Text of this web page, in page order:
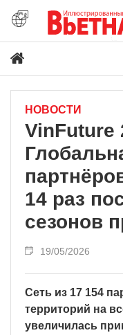
НОВОСТИ
VinFuture
14 раз
сезонов
19/05/2026
Сеть из 17 154
территорий на
увеличилась